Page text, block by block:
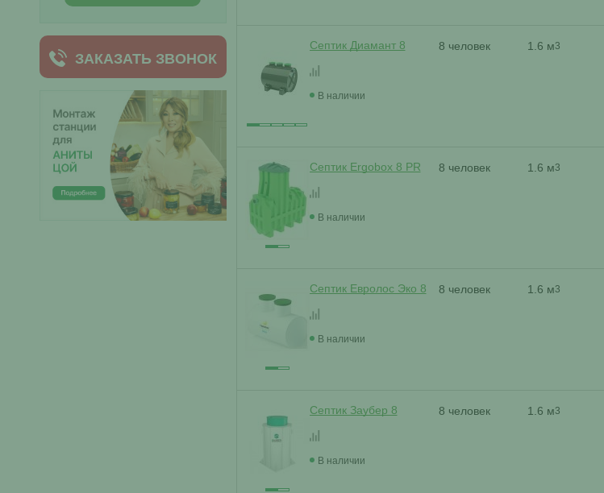
ЗАКАЗАТЬ ЗВОНОК
Септик Диамант 8
В наличии
8 человек 1.6 м3
Септик Ergobox 8 PR
В наличии
8 человек 1.6 м3
Септик Евролос Эко 8
В наличии
8 человек 1.6 м3
Септик Заубер 8
В наличии
8 человек 1.6 м3